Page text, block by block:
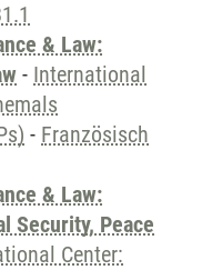
& Law:
- International
- Französisch
& Law:
Security, Peace
Center: